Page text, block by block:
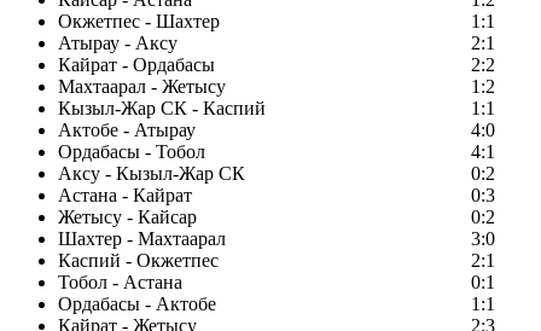
Окжетпес - Шахтер
1:1
Атырау - Аксу
2:1
Кайрат - Ордабасы
2:2
Махтаарал - Жетысу
1:2
Кызыл-Жар СК - Каспий
1:1
Актобе - Атырау
4:0
Ордабасы - Тобол
4:1
Аксу - Кызыл-Жар СК
0:2
Астана - Кайрат
0:3
Жетысу - Кайсар
0:2
Шахтер - Махтаарал
3:0
Каспий - Окжетпес
2:1
Тобол - Астана
0:1
Ордабасы - Актобе
1:1
Кайрат - Жетысу
2:3